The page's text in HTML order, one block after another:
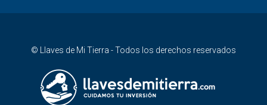
© Llaves de Mi Tierra - Todos los derechos reservados